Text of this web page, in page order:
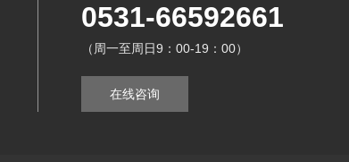
0531-66592661
（周一至周日9：00-19：00）
在线咨询